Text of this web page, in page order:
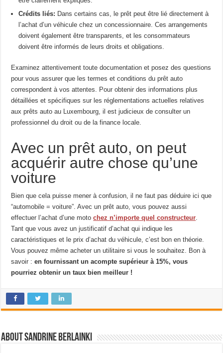
Crédits liés: Dans certains cas, le prêt peut être lié directement à
l’achat d’un véhicule chez un concessionnaire. Ces arrangements
doivent également être transparents, et les consommateurs
doivent être informés de leurs droits et obligations.
Examinez attentivement toute documentation et posez des questions
pour vous assurer que les termes et conditions du prêt auto
correspondent à vos attentes. Pour obtenir des informations plus
détaillées et spécifiques sur les réglementations actuelles relatives
aux prêts auto au Luxembourg, il est judicieux de consulter un
professionnel du droit ou de la finance locale.
Avec un prêt auto, on peut
acquérir autre chose qu’une
voiture
Bien que cela puisse mener à confusion, il ne faut pas déduire ici que
“automobile = voiture”. Avec un prêt auto, vous pouvez aussi
effectuer l’achat d’une motochez n’importe quel constructeur
Tant que vous avez un justificatif d’achat qui indique les
caractéristiques et le prix d’achat du véhicule, c’est bon en théorie.
Vous pouvez même acheter un utilitaire si vous le souhaitez. Bon à
savoir :en fournissant un acompte supérieur à 15%, vous
pourriez obtenir un taux bien meilleur !
About Sandrine Berlainki